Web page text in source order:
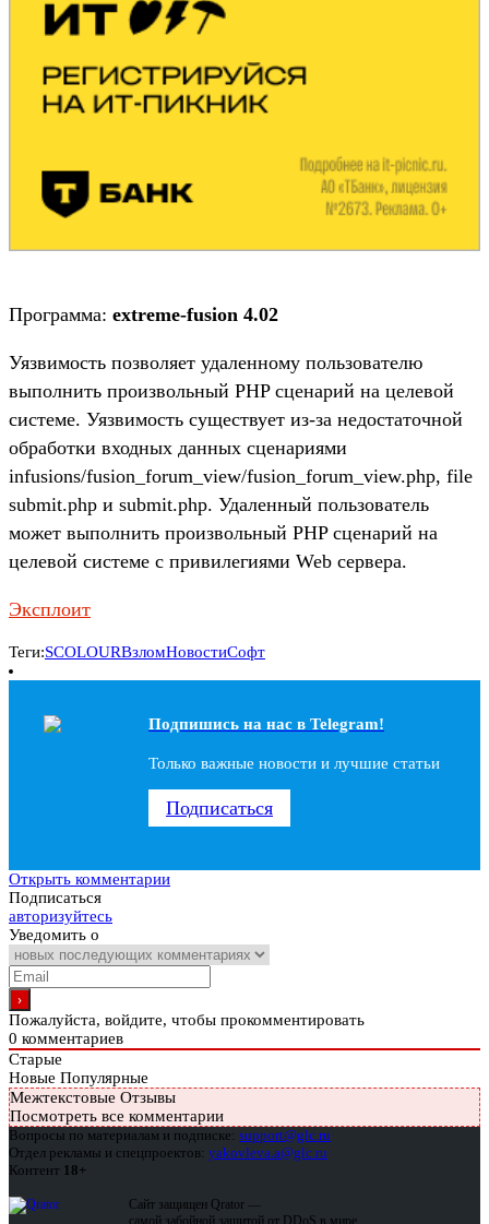
Программа: extreme-fusion 4.02
Уязвимость позволяет удаленному пользователю
выполнить произвольный PHP сценарий на целевой
системе. Уязвимость существует из-за недостаточной
обработки входных данных сценариями
infusions/fusion_forum_view/fusion_forum_view.php, file
submit.php и submit.php. Удаленный пользователь
может выполнить произвольный PHP сценарий на
целевой системе с привилегиями Web сервера.
Эксплоит
Теги:SCOLOURВзломНовостиСофт
Подпишись на наc в Telegram!
Только важные новости и лучшие статьи
Подписаться
Открыть комментарии
Подписаться
авторизуйтесь
Уведомить о
Пожалуйста, войдите, чтобы прокомментировать
0 комментариев
Старые
Новые Популярные
Межтекстовые Отзывы
Посмотреть все комментарии
Вопросы по материалам и подписке: support@glc.ru
Отдел рекламы и спецпроектов: yakovleva.a@glc.ru
Контент 18+
Сайт защищен Qrator —